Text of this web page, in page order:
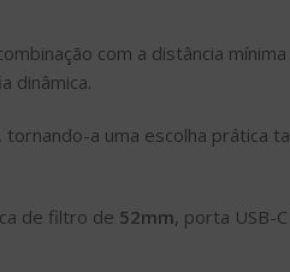
com a distância
dinâmica.
tornando-a uma escolha prática
de filtro de 52mm, porta USB-